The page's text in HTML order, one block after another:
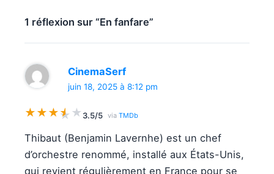
1 réflexion sur “En fanfare”
CinemaSerf
juin 18, 2025 à 8:12 pm
★★★★
★ ★ 3.5/5 via TMDb
Thibaut (Benjamin Lavernhe) est un chef
d’orchestre renommé, installé aux États-Unis,
qui revient régulièrement en France pour se